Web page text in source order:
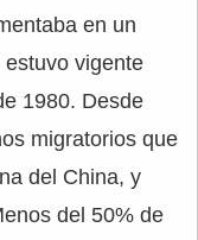
en un
vigente
1980. Desde
migratorios que
del China, y
del 50% de